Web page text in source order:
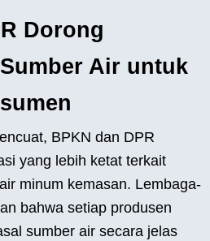
Dorong
Air untuk
BPKN dan DPR
yang lebih ketat terkait
minum kemasan. Lembaga-
bahwa setiap produsen
sumber air secara jelas